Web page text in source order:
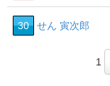
30 せん 寅次郎
1